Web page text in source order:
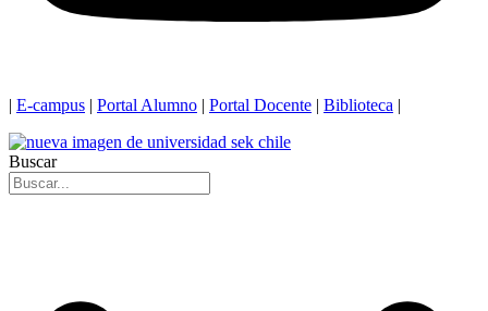
| E-campus | Portal Alumno | Portal Docente | Biblioteca |
Buscar